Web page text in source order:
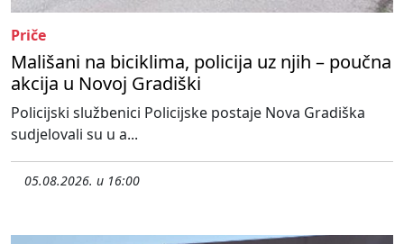
Priče
Mališani na biciklima, policija uz njih – poučna
akcija u Novoj Gradiški
Policijski službenici Policijske postaje Nova Gradiška
sudjelovali su u a...
05.08.2026. u 16:00